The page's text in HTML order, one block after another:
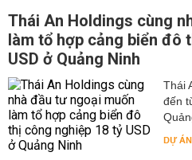
Thái An Holdings cùng
làm tổ hợp cảng biển đô
USD ở Quảng Ninh
Thái
đến
DỰ ÁN